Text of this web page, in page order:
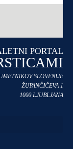
PORTAL
SLOVENIJE
ŽUPANČIČEVA 1
1000 LJUBLJANA